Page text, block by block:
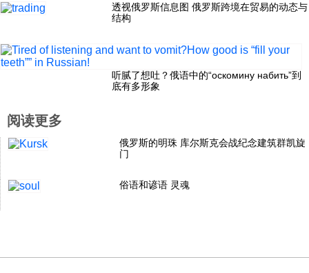
历史
透视俄罗斯信息图 俄罗斯跨境在贸易的动态与
结构
听腻了想吐？俄语中的“оскомину набить”到
底有多形象
阅读更多
俄罗斯的明珠 库尔斯克会战纪念建筑群凯旋
门
俗语和谚语 灵魂